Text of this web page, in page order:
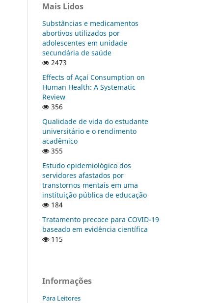
Mais Lidos
Substâncias e medicamentos
abortivos utilizados por
adolescentes em unidade
secundária de saúde
2473
Effects of Açaí Consumption on
Human Health: A Systematic
Review
356
Qualidade de vida do estudante
universitário e o rendimento
acadêmico
355
Estudo epidemiológico dos
servidores afastados por
transtornos mentais em uma
instituição pública de educação
184
Tratamento precoce para COVID-19
baseado em evidência científica
115
Informações
Para Leitores